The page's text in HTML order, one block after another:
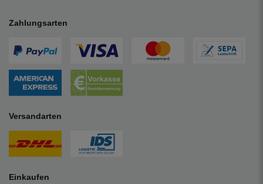
Zahlungsarten
Versandarten
Einkaufen